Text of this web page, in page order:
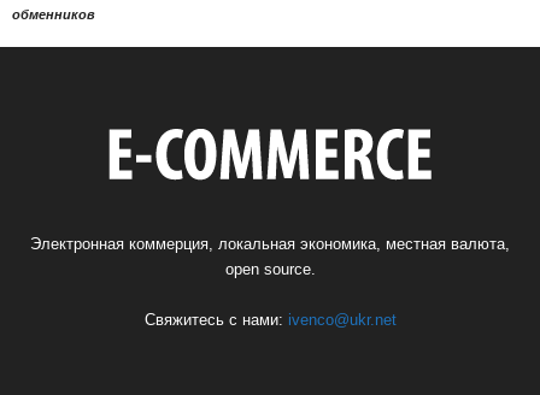
обменников
Электронная коммерция, локальная экономика, местная валюта,
open source.
Свяжитесь с нами: ivenco@ukr.net